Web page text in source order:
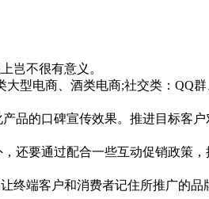
岂不很有意义。
型电商、酒类电商;社交类：QQ
的口碑宣传效果。推进目标客户
要通过配合一些互动促销政策，
端客户和消费者记住所推广的品